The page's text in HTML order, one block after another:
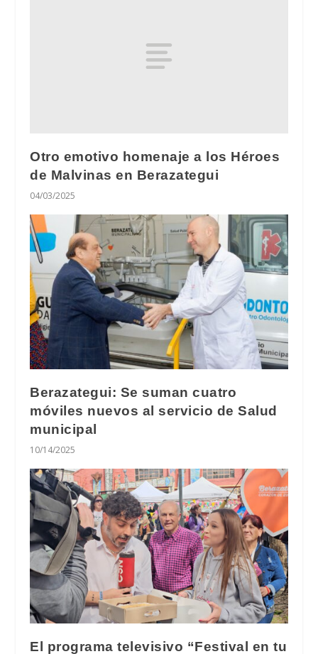
Otro emotivo homenaje a los Héroes
de Malvinas en Berazategui
04/03/2025
Berazategui: Se suman cuatro
móviles nuevos al servicio de Salud
municipal
10/14/2025
El programa televisivo “Festival en tu